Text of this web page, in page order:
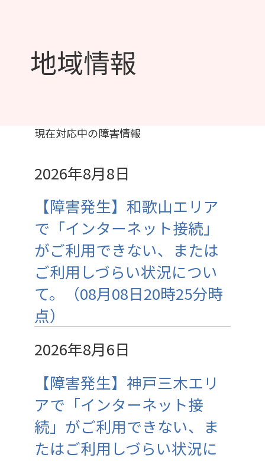
地域情報
現在対応中の障害情報
2026年8月8日
【障害発生】和歌山エリア
で「インターネット接続」
がご利用できない、または
ご利用しづらい状況につい
て。（08月08日20時25分時
点）
2026年8月6日
【障害発生】神戸三木エリ
アで「インターネット接
続」がご利用できない、ま
たはご利用しづらい状況に